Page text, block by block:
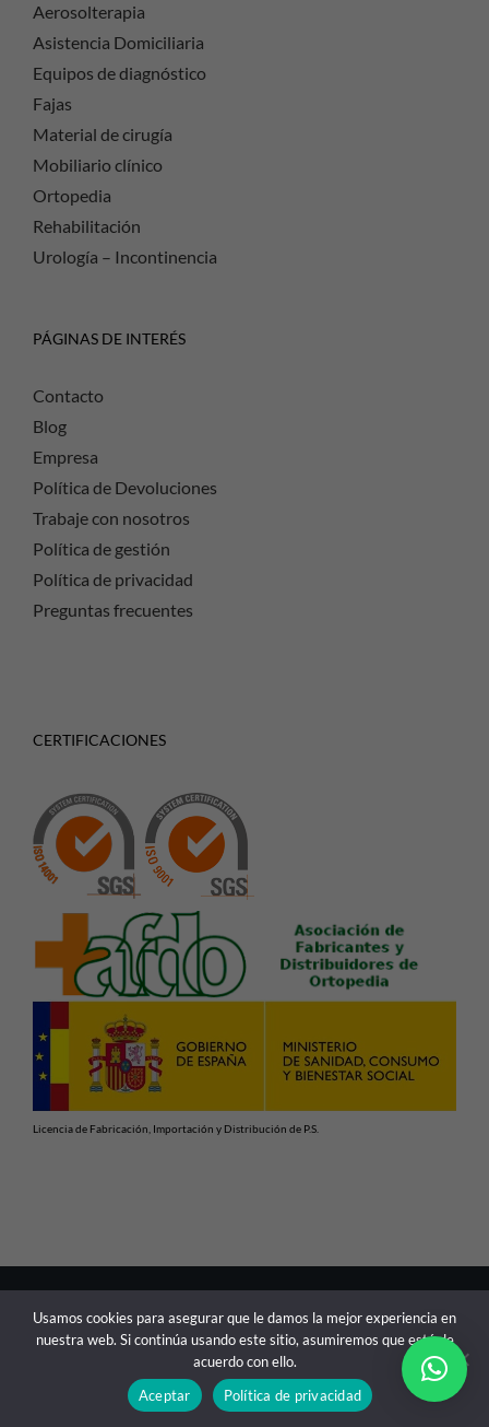
Aerosolterapia
Asistencia Domiciliaria
Equipos de diagnóstico
Fajas
Material de cirugía
Mobiliario clínico
Ortopedia
Rehabilitación
Urología – Incontinencia
PÁGINAS DE INTERÉS
Contacto
Blog
Empresa
Política de Devoluciones
Trabaje con nosotros
Política de gestión
Política de privacidad
Preguntas frecuentes
CERTIFICACIONES
Licencia de Fabricación, Importación y Distribución de P.S.
Sanitarios, advertimos de que la información contenida en
esta web está dirigida exclusivamente a profesionales
sanitarios.
Usamos cookies para asegurar que le damos la mejor experiencia en
nuestra web. Si continúa usando este sitio, asumiremos que está de
acuerdo con ello.
Aceptar
Política de privacidad